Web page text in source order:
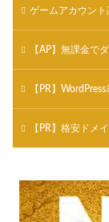
ゲームアカウント
【AP】無課金で
【PR】
【PR】格安ドメ